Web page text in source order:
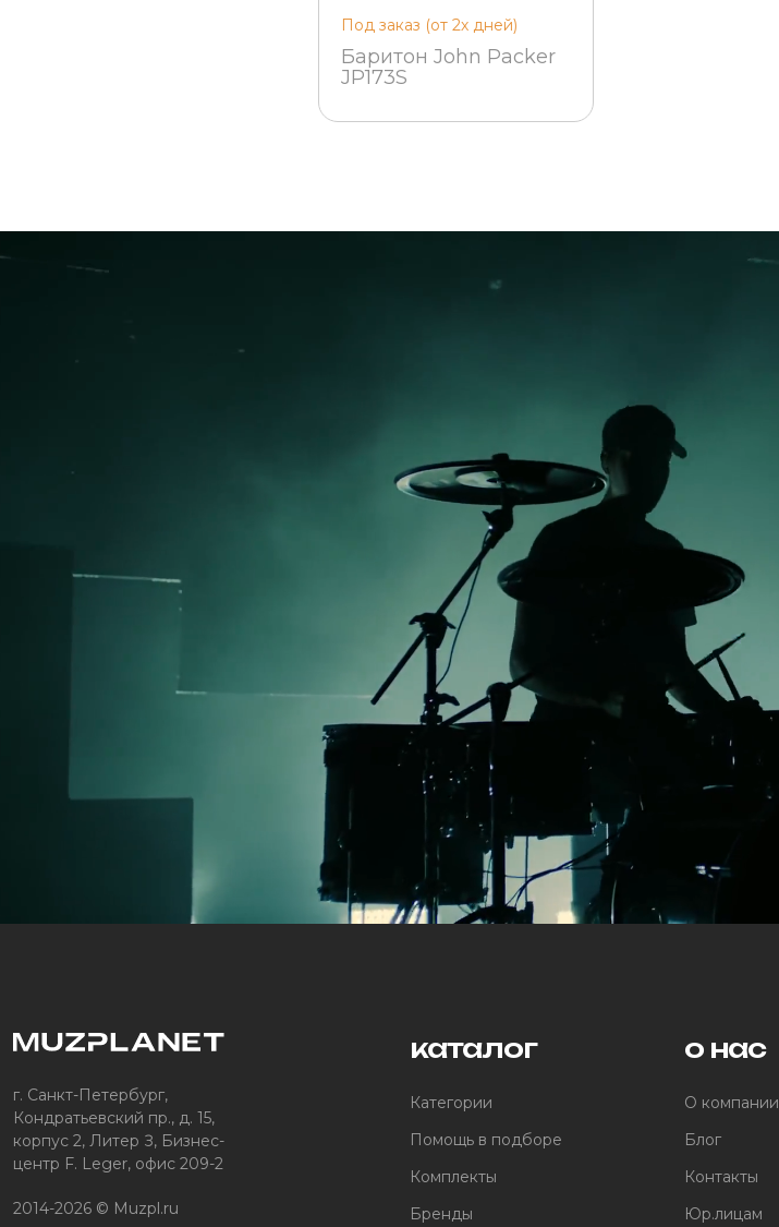
Под заказ (от 2х дней)
Баритон John Packer
JP173S
г. Санкт-Петербург,
Кондратьевский пр., д. 15,
корпус 2, Литер З, Бизнес-
центр F. Leger, офис 209-2
2014-2026 © Muzpl.ru
каталог
Категории
Помощь в подборе
Комплекты
Бренды
о нас
О компании
Блог
Контакты
Юр.лицам